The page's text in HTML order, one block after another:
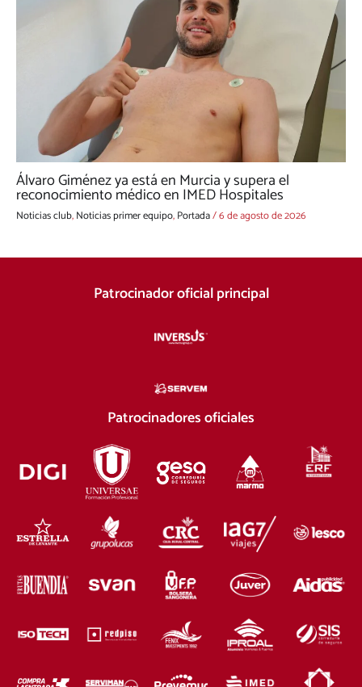
Álvaro Giménez ya está en Murcia y supera el
reconocimiento médico en IMED Hospitales
Noticias club,Noticias primer equipo,Portada/6 de agosto de 2026
Patrocinador oficial principal
Patrocinadores oficiales